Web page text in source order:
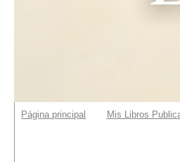
Página principal Mis Libros